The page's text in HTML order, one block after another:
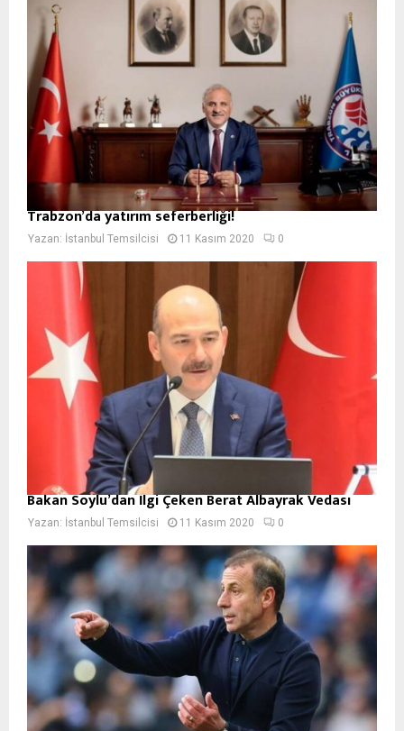
Trabzon’da yatırım seferberliği!
Yazan: İstanbul Temsilcisi 11 Kasım 2020 0
Bakan Soylu’dan İlgi Çeken Berat Albayrak Vedası
Yazan: İstanbul Temsilcisi 11 Kasım 2020 0